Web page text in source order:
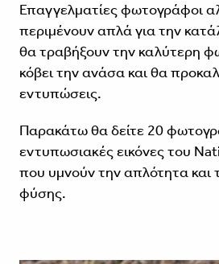
Επαγγελματίες φωτογράφοι
περιμένουν απλά για την
θα τραβήξουν την καλύτερη
κόβει την ανάσα και θα
εντυπώσεις.
Παρακάτω θα δείτε 20
εντυπωσιακές εικόνες του
που υμνούν την απλότητα και
φύσης.